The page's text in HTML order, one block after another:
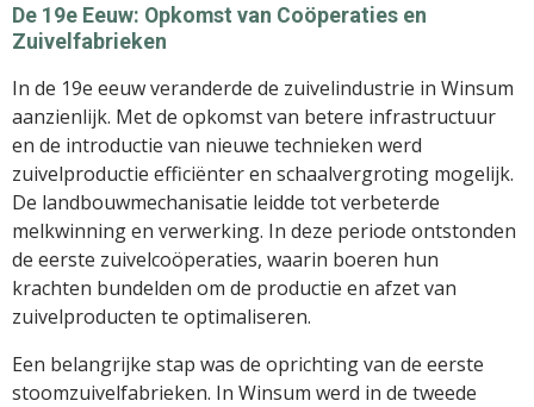
De 19e Eeuw: Opkomst van Coöperaties en
Zuivelfabrieken
In de 19e eeuw veranderde de zuivelindustrie in Winsum
aanzienlijk. Met de opkomst van betere infrastructuur
en de introductie van nieuwe technieken werd
zuivelproductie efficiënter en schaalvergroting mogelijk.
De landbouwmechanisatie leidde tot verbeterde
melkwinning en verwerking. In deze periode ontstonden
de eerste zuivelcoöperaties, waarin boeren hun
krachten bundelden om de productie en afzet van
zuivelproducten te optimaliseren.
Een belangrijke stap was de oprichting van de eerste
stoomzuivelfabrieken. In Winsum werd in de tweede